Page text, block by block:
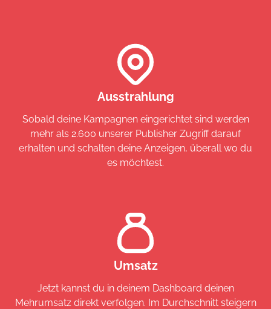
Ausstrahlung
Sobald deine Kampagnen eingerichtet sind werden
mehr als 2.600 unserer Publisher Zugriff darauf
erhalten und schalten deine Anzeigen, überall wo du
es möchtest.
Umsatz
Jetzt kannst du in deinem Dashboard deinen
Mehrumsatz direkt verfolgen. Im Durchschnitt steigern